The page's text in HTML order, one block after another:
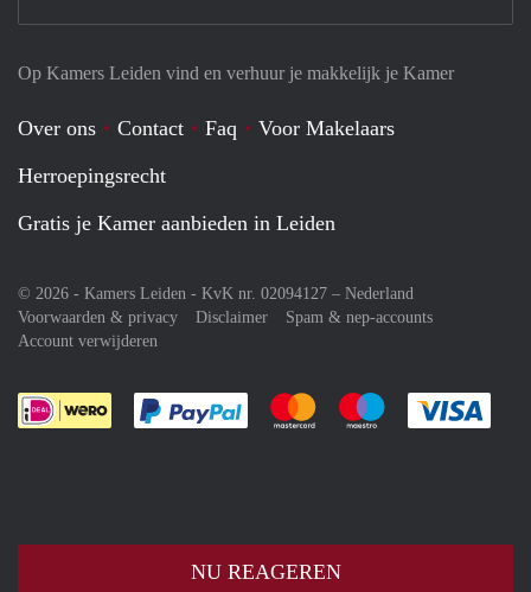
NU REAGEREN
Op Kamers Leiden vind en verhuur je makkelijk je Kamer
Over ons Contact Faq
Voor Makelaars
Herroepingsrecht
Gratis je Kamer aanbieden in Leiden
© 2026 - Kamers Leiden - KvK nr. 02094127 – Nederland
Voorwaarden & privacy
Disclaimer
Spam & nep-accounts
Account verwijderen
Je rekent gemakkelijk af met Paypal
Je rekent gemakkelijk af met
Je rekent